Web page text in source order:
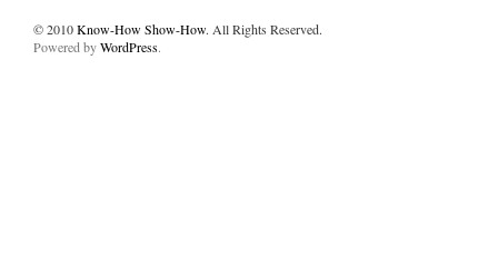
© 2010Know-How Show-How. All Rights Reserved.
Powered byWordPress.